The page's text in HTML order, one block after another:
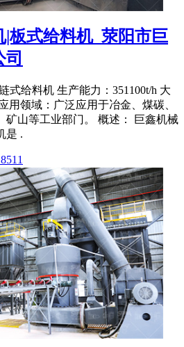
|板式给料机_荥阳市巨
式给料机 生产能力：351100t/h 大
用领域：广泛应用于冶金、煤碳、
矿山等工业部门。 概述： 巨鑫机械
是 .